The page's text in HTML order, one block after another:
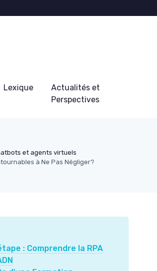
Lexique
Actualités et
Perspectives
et agents virtuels
à Ne Pas Négliger?
: Comprendre la RPA